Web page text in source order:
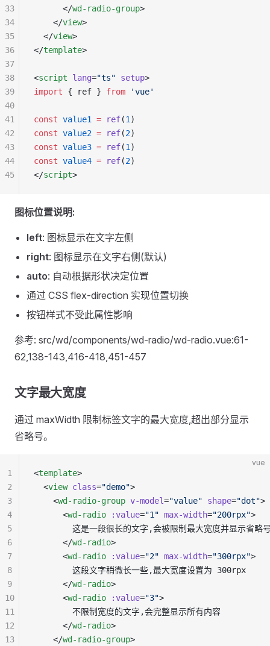
      </
wd-radio-group>
    </
view>
  </
view>
</template>
<script lang="ts" setup>
import { ref } from 'vue'
const value1 = ref(1 )
const value2 = ref(2)
const value3 = ref(1 )
const value4 = ref(2)
</script>
33
34
35
36
37
38
39
40
41
42
43
44
45
图标位置说明:
left: 图标显示在文字左侧
right: 图标显示在文字右侧(默认)
auto: 自动根据形状决定位置
通过 CSS flex-direction 实现位置切换
按钮样式不受此属性影响
参考: src/wd/components/wd-radio/wd-radio.vue:61-
62,138-143,416-418,451-457
文字最大宽度
通过 maxWidth 限制标签文字的最大宽度,超出部分显示
省略号。
vue
<template>
  <
view class="demo">
    <
wd-radio-group v-model="value" shape="dot">
      <
wd-radio :value="1" max-width="200rpx">
这是一段很长的文字,会被限制最大宽度并显示省略
      </
wd-radio>
      <
wd-radio :value="2" max-width="300rpx">
        这段文字稍微长一些,最大宽度设置为 300rpx
      </
wd-radio>
      <
wd-radio :value="3">
        不限制宽度的文字,会完整显示所有内容
      </
wd-radio>
    </
wd-radio-group>
1
2
3
4
5
6
7
8
9
10
11
12
13